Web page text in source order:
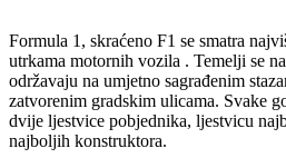
Formula 1, skraćeno F1 se smatra
utrkama motornih vozila . Temelji se
održavaju na umjetno sagrađenim
zatvorenim gradskim ulicama. Svake
dvije ljestvice pobjednika, ljestvicu
najboljih konstruktora.